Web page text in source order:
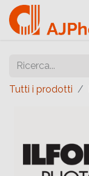
Tutti i prodotti